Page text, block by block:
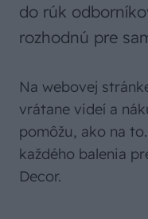
do rúk
rozhodnú pre
Na webovej
vrátane videí a
pomôžu, ako na
každého balenia
Decor.